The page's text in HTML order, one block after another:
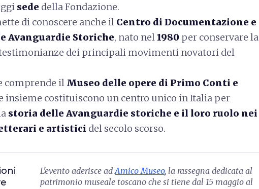
sede della Fondazione.
di conoscere anche il Centro di Documentazione e
Avanguardie Storiche, nato nel1980 per conservare la
dei principali movimenti novatori del
comprende il Museo delle opere di Primo Conti e
insieme costituiscono un centro unico in Italia per
storia delle Avanguardie storiche e il loro ruolo nei
e artistici del secolo scorso.
L'evento aderisce adAmico Museo, la rassegna dedicata al
patrimonio museale toscano che si tiene dal 15 maggio al